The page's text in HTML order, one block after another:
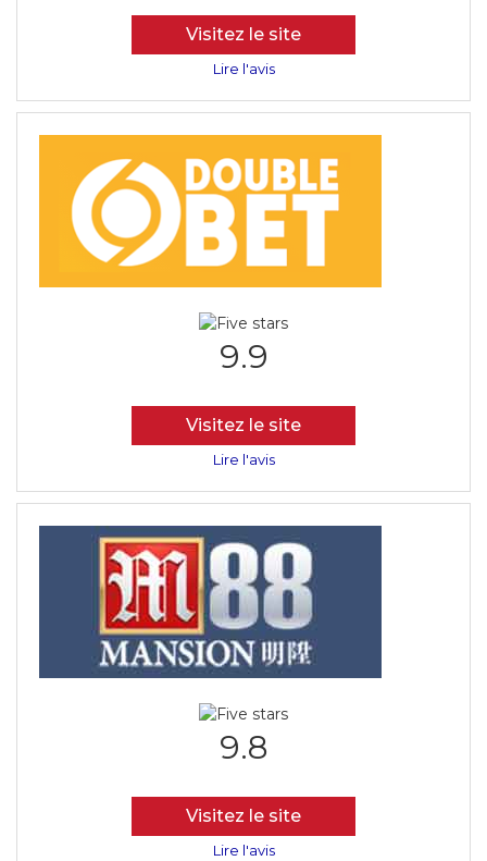
Visitez le site
Lire l'avis
9.9
Visitez le site
Lire l'avis
9.8
Visitez le site
Lire l'avis